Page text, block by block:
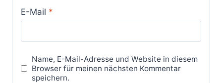
E-Mail *
Name, E-Mail-Adresse und Website in diesem
Browser für meinen nächsten Kommentar
speichern.